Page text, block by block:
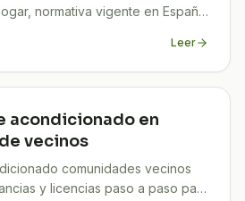
normativa vigente en España
Leer
acondicionado en
vecinos
comunidades vecinos
y licencias paso a paso para